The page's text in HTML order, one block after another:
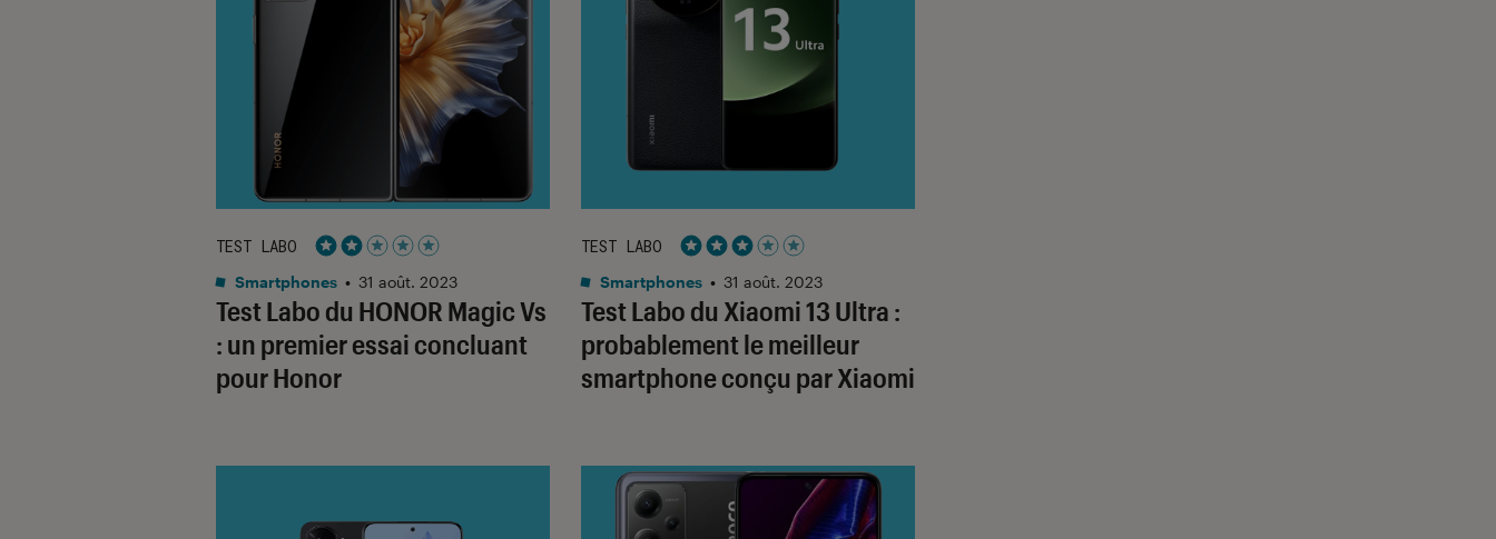
Test Labo du HONOR Magic Vs
: un premier essai concluant
pour Honor
TEST LABO
Noté 2 étoiles sur 5
Smartphones • 31 août. 2023
Test Labo du Xiaomi 13 Ultra :
probablement le meilleur
smartphone conçu par Xiaomi
TEST LABO
Noté 3 étoiles sur 5
Smartphones • 31 août. 2023